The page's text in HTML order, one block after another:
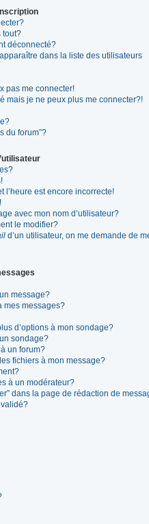
tout?
déconnecté?
dans la liste des utilisateurs
pas me connecter!
mais je ne peux plus me connecter?!
du forum”?
l’heure est encore incorrecte!
avec mon nom d’utilisateur?
le modifier?
d’un utilisateur, on me demande de
message?
mes messages?
d’options à mon sondage?
sondage?
un forum?
fichiers à mon message?
à un modérateur?
dans la page de rédaction de